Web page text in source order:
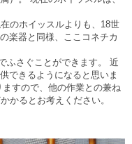
のホイッスルよりも、18世
楽器と同様、ここコネチカ
ふさぐことができます。 近
できるようになると思いま
すので、他の作業との兼ね
かるとお考えください。